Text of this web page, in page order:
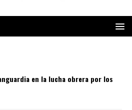
en la lucha obrera por los